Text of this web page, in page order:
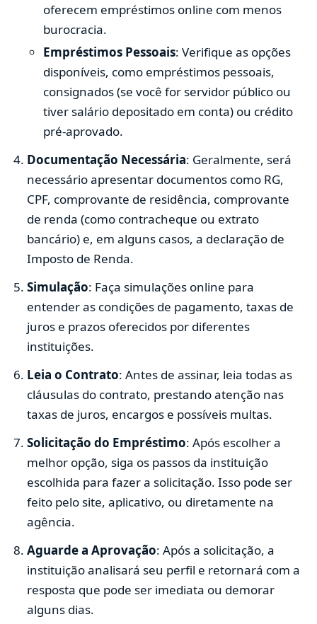
oferecem empréstimos online com menos
burocracia.
Empréstimos Pessoais: Verifique as opções
disponíveis, como empréstimos pessoais,
consignados (se você for servidor público ou
tiver salário depositado em conta) ou crédito
pré-aprovado.
Documentação Necessária: Geralmente, será
necessário apresentar documentos como RG,
CPF, comprovante de residência, comprovante
de renda (como contracheque ou extrato
bancário) e, em alguns casos, a declaração de
Imposto de Renda.
Simulação: Faça simulações online para
entender as condições de pagamento, taxas de
juros e prazos oferecidos por diferentes
instituições.
Leia o Contrato: Antes de assinar, leia todas as
cláusulas do contrato, prestando atenção nas
taxas de juros, encargos e possíveis multas.
Solicitação do Empréstimo: Após escolher a
melhor opção, siga os passos da instituição
escolhida para fazer a solicitação. Isso pode ser
feito pelo site, aplicativo, ou diretamente na
agência.
Aguarde a Aprovação: Após a solicitação, a
instituição analisará seu perfil e retornará com a
resposta que pode ser imediata ou demorar
alguns dias.